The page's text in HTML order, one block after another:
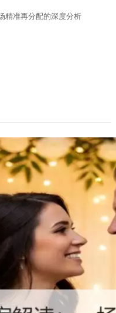
精准再分配的深度分析